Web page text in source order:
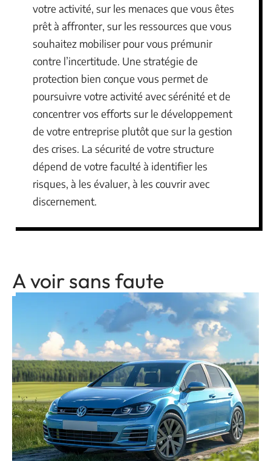
votre activité, sur les menaces que vous êtes
prêt à affronter, sur les ressources que vous
souhaitez mobiliser pour vous prémunir
contre l’incertitude. Une stratégie de
protection bien conçue vous permet de
poursuivre votre activité avec sérénité et de
concentrer vos efforts sur le développement
de votre entreprise plutôt que sur la gestion
des crises. La sécurité de votre structure
dépend de votre faculté à identifier les
risques, à les évaluer, à les couvrir avec
discernement.
A voir sans faute